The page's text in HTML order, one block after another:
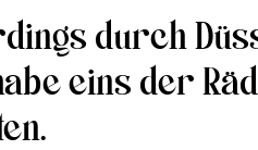
durch
eins der